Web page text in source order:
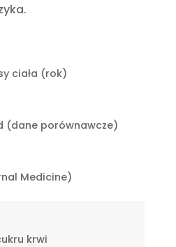
ciała (rok)
(dane porównawcze)
Medicine)
krwi